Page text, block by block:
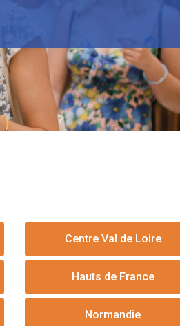
Centre Val de Loire
Hauts de France
Normandie